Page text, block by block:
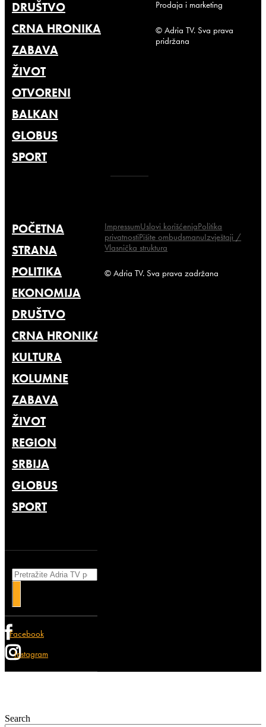
DRUŠTVO
CRNA HRONIKA
ZABAVA
ŽIVOT
OTVORENI
BALKAN
GLOBUS
SPORT
Prodaja i marketing
© Adria TV. Sva prava
pridržana
POČETNA
STRANA
POLITIKA
EKONOMIJA
DRUŠTVO
CRNA HRONIKA
KULTURA
KOLUMNE
ZABAVA
ŽIVOT
REGION
SRBIJA
GLOBUS
SPORT
Facebook
Instagram
ImpressumUslovi korišćenjaPolitika
privatnostiPišite ombudsmanuIzvještaji /
Vlasnička struktura
© Adria TV. Sva prava zadržana
Search